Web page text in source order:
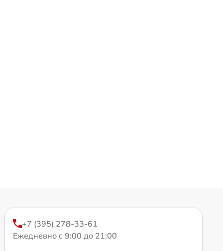
+7 (395) 278-33-61
Ежедневно с 9:00 до 21:00